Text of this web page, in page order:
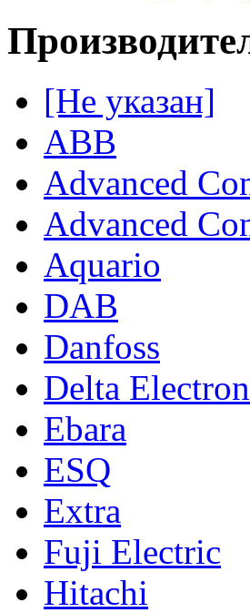
[Не указан]
ABB
Advanced
Advanced
Aquario
DAB
Danfoss
Delta
Ebara
ESQ
Extra
Fuji Electric
Hitachi